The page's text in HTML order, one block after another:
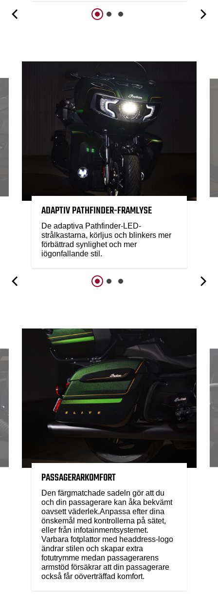
ADAPTIV PATHFINDER-FRAMLYSE
De adaptiva Pathfinder-LED-
strålkastarna, körljus och blinkers mer
förbättrad synlighet och mer
iögonfallande stil.
PASSAGERARKOMFORT
Den färgmatchade sadeln gör att du
och din passagerare kan åka bekvämt
oavsett väderlek.Anpassa efter dina
önskemål med kontrollerna på sätet,
eller från infotainmentsystemet.
Varbara fotplattor med headdress-logo
ändrar stilen och skapar extra
fotutrymme medan passagerarens
armstöd försäkrar att din passagerare
också får oöverträffad komfort.